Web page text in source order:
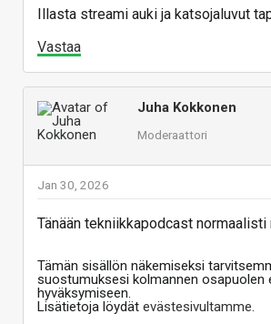
Illasta streami auki ja katsojaluvut
Vastaa
Juha Kokkonen
Moderaattori
Jan 30, 2026
Tänään tekniikkapodcast normaalisti
Tämän sisällön näkemiseksi
suostumuksesi kolmannen osapuolen
hyväksymiseen.
Lisätietoja löydät evästesivultamme